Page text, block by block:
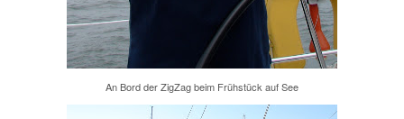
An Bord der ZigZag beim Frühstück auf See